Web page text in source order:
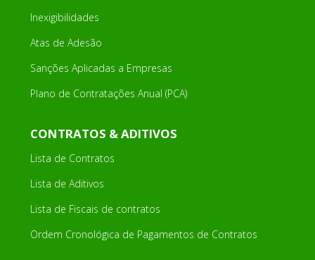
Inexigibilidades
Atas de Adesão
Sanções Aplicadas a Empresas
Plano de Contratações Anual (PCA)
CONTRATOS & ADITIVOS
Lista de Contratos
Lista de Aditivos
Lista de Fiscais de contratos
Ordem Cronológica de Pagamentos de Contratos